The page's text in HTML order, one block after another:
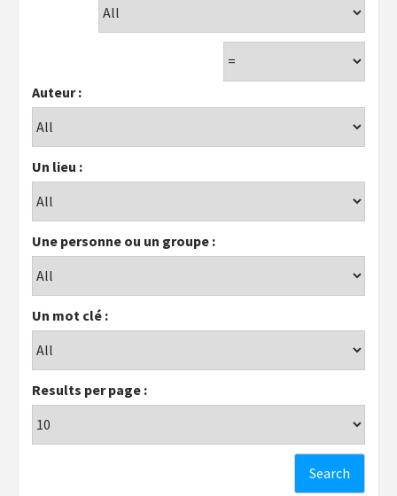
Auteur :
Un lieu :
Une personne ou un groupe :
Un mot clé :
Results per page :